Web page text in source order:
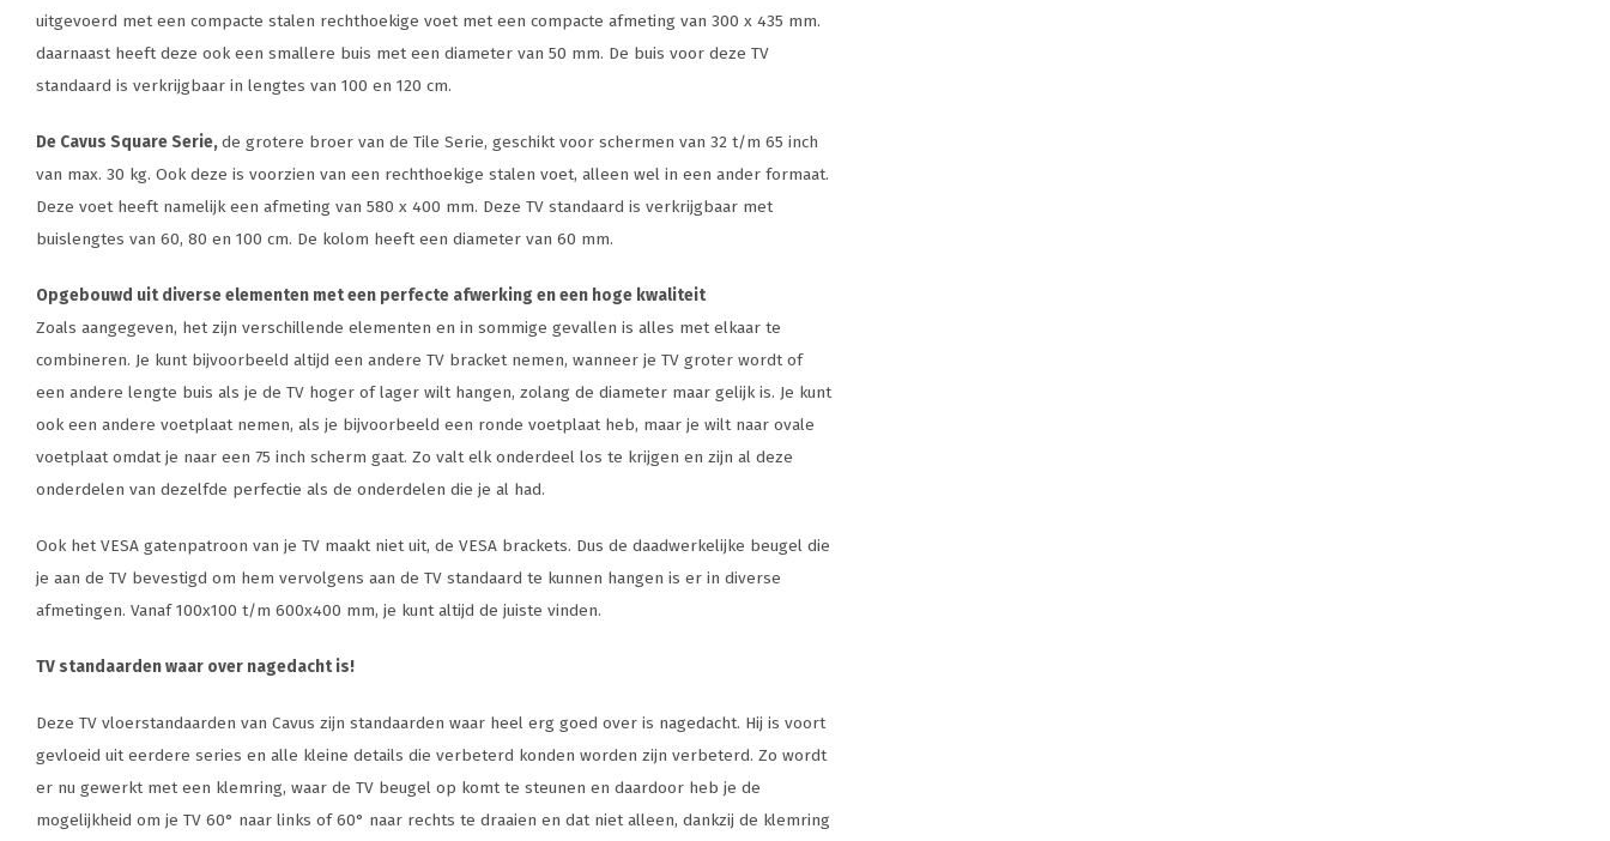
uitgevoerd met een compacte stalen rechthoekige voet met een compacte afmeting van 300 x 435 mm.
daarnaast heeft deze ook een smallere buis met een diameter van 50 mm. De buis voor deze TV
standaard is verkrijgbaar in lengtes van 100 en 120 cm.
De Cavus Square Serie,de grotere broer van de Tile Serie, geschikt voor schermen van 32 t/m 65 inch
van max. 30 kg. Ook deze is voorzien van een rechthoekige stalen voet, alleen wel in een ander formaat.
Deze voet heeft namelijk een afmeting van 580 x 400 mm. Deze TV standaard is verkrijgbaar met
buislengtes van 60, 80 en 100 cm. De kolom heeft een diameter van 60 mm.
Opgebouwd uit diverse elementen met een perfecte afwerking en een hoge kwaliteit
Zoals aangegeven, het zijn verschillende elementen en in sommige gevallen is alles met elkaar te
combineren. Je kunt bijvoorbeeld altijd een andere TV bracket nemen, wanneer je TV groter wordt of
een andere lengte buis als je de TV hoger of lager wilt hangen, zolang de diameter maar gelijk is. Je kunt
ook een andere voetplaat nemen, als je bijvoorbeeld een ronde voetplaat heb, maar je wilt naar ovale
voetplaat omdat je naar een 75 inch scherm gaat. Zo valt elk onderdeel los te krijgen en zijn al deze
onderdelen van dezelfde perfectie als de onderdelen die je al had.
Ook het VESA gatenpatroon van je TV maakt niet uit, de VESA brackets. Dus de daadwerkelijke beugel die
je aan de TV bevestigd om hem vervolgens aan de TV standaard te kunnen hangen is er in diverse
afmetingen. Vanaf 100x100 t/m 600x400 mm, je kunt altijd de juiste vinden.
TV standaarden waar over nagedacht is!
Deze TV vloerstandaarden van Cavus zijn standaarden waar heel erg goed over is nagedacht. Hij is voort
gevloeid uit eerdere series en alle kleine details die verbeterd konden worden zijn verbeterd. Zo wordt
er nu gewerkt met een klemring, waar de TV beugel op komt te steunen en daardoor heb je de
mogelijkheid om je TV 60° naar links of 60° naar rechts te draaien en dat niet alleen, dankzij de klemring